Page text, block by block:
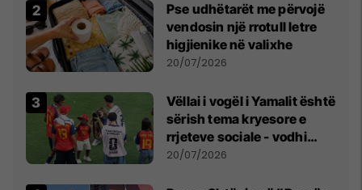
Pse udhëtarët me përvojë
vendosin një rrotull letre
higjienike në valixhe
20/07/2026
Vëllai i vogël i Yamalit është
sërish tema kryesore e
rrjeteve sociale - vodhi
vëmendjen pas finales së
20/07/2026